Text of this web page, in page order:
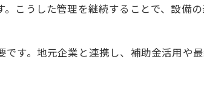
こうした管理を継続することで、設備
す。地元企業と連携し、補助金活用や